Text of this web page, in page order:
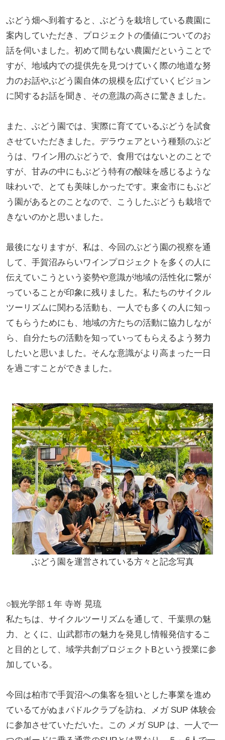
ぶどう畑へ到着すると、ぶどうを栽培している農園に
案内していただき、プロジェクトの価値についてのお
話を伺いました。初めて間もない農園だということで
すが、地域内での提供先を見つけていく際の地道な努
力のお話やぶどう園自体の規模を広げていくビジョン
に関するお話を聞き、その意識の高さに驚きました。
また、ぶどう園では、実際に育てているぶどうを試食
させていただきました。デラウェアという種類のぶど
うは、ワイン用のぶどうで、食用ではないとのことで
すが、甘みの中にもぶどう特有の酸味を感じるような
味わいで、とても美味しかったです。東金市にもぶど
う園があるとのことなので、こうしたぶどうも栽培で
きないのかと思いました。
最後になりますが、私は、今回のぶどう園の視察を通
して、手賀沼みらいワインプロジェクトを多くの人に
伝えていこうという姿勢や意識が地域の活性化に繋が
っていることが印象に残りました。私たちのサイクル
ツーリズムに関わる活動も、一人でも多くの人に知っ
てもらうためにも、地域の方たちの活動に協力しなが
ら、自分たちの活動を知っていってもらえるよう努力
したいと思いました。そんな意識がより高まった一日
を過ごすことができました。
ぶどう園を運営されている方々と記念写真
○観光学部１年 寺嵜 晃琉
私たちは、サイクルツーリズムを通して、千葉県の魅
力、とくに、山武郡市の魅力を発見し情報発信するこ
と目的として、域学共創プロジェクトBという授業に参
加している。
今回は柏市で手賀沼への集客を狙いとした事業を進め
ているてがぬまパドルクラブを訪ね、メガ SUP 体験会
に参加させていただいた。この メガ SUP は、一人で一